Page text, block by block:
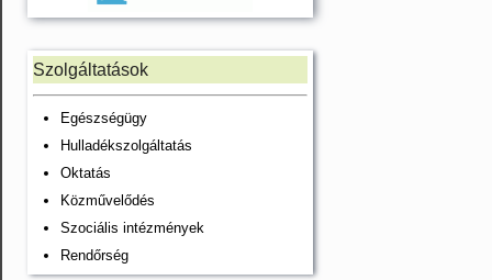
Szolgáltatások
Egészségügy
Hulladékszolgáltatás
Oktatás
Közművelődés
Szociális intézmények
Rendőrség